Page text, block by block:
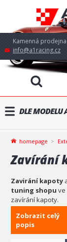
Kamenná
info@a1racing.cz
DLE MODELU
homepage
Zavírání
Zavirání kapoty
tuning shopu ve
zavírání kapoty.
Zobrazit celý
popis